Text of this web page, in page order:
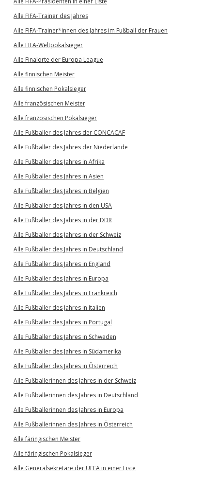
Alle FIFA-Trainer des Jahres
Alle FIFA-Trainer*innen des Jahres im Fußball der Frauen
Alle FIFA-Weltpokalsieger
Alle Finalorte der Europa League
Alle finnischen Meister
Alle finnischen Pokalsieger
Alle französischen Meister
Alle französischen Pokalsieger
Alle Fußballer des Jahres der CONCACAF
Alle Fußballer des Jahres der Niederlande
Alle Fußballer des Jahres in Afrika
Alle Fußballer des Jahres in Asien
Alle Fußballer des Jahres in Belgien
Alle Fußballer des Jahres in den USA
Alle Fußballer des Jahres in der DDR
Alle Fußballer des Jahres in der Schweiz
Alle Fußballer des Jahres in Deutschland
Alle Fußballer des Jahres in England
Alle Fußballer des Jahres in Europa
Alle Fußballer des Jahres in Frankreich
Alle Fußballer des Jahres in Italien
Alle Fußballer des Jahres in Portugal
Alle Fußballer des Jahres in Schweden
Alle Fußballer des Jahres in Südamerika
Alle Fußballer des Jahres in Österreich
Alle Fußballerinnen des Jahres in der Schweiz
Alle Fußballerinnen des Jahres in Deutschland
Alle Fußballerinnen des Jahres in Europa
Alle Fußballerinnen des Jahres in Österreich
Alle färingischen Meister
Alle färingischen Pokalsieger
Alle Generalsekretäre der UEFA in einer Liste